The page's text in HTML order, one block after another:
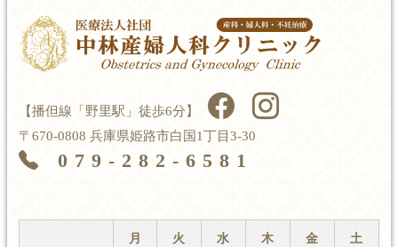
【播但線「野里駅」徒歩6分】
〒670-0808 兵庫県姫路市白国1丁目3-30
079-282-6581
月 火 水 木 金 土